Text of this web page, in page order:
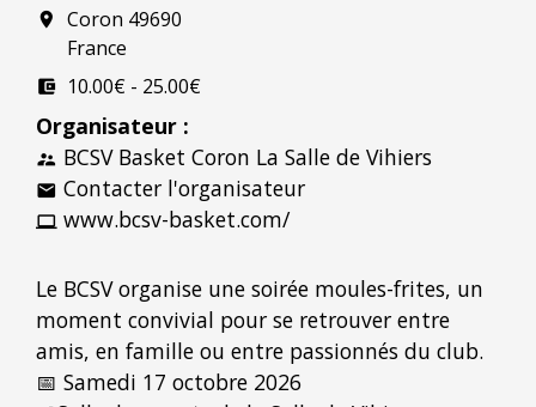
room
Coron 49690
France
account_balance_wallet 10.00€ - 25.00€
Organisateur :
supervisor_account BCSV Basket Coron La Salle de Vihiers
email Contacter l'organisateur
computer www.bcsv-basket.com/
Le BCSV organise une soirée moules-frites, un
moment convivial pour se retrouver entre
amis, en famille ou entre passionnés du club.
📅 Samedi 17 octobre 2026